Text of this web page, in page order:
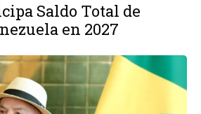
Saldo Total de
en 2027